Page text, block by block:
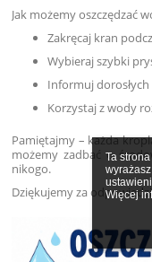
Ta
Więcej
Jak możemy oszczędzać
Zakręcaj kran
Wybieraj szybki
Informuj
Korzystaj z wody
Pamiętajmy – każda
możemy zadbać o
nikogo.
Dziękujemy za